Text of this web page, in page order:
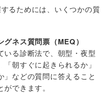
るためには、いくつかの質
ネス質問票（MEQ）
いる診断法で、朝型・夜型
朝すぐに起きられるか」
」などの質問に答えること
できます。